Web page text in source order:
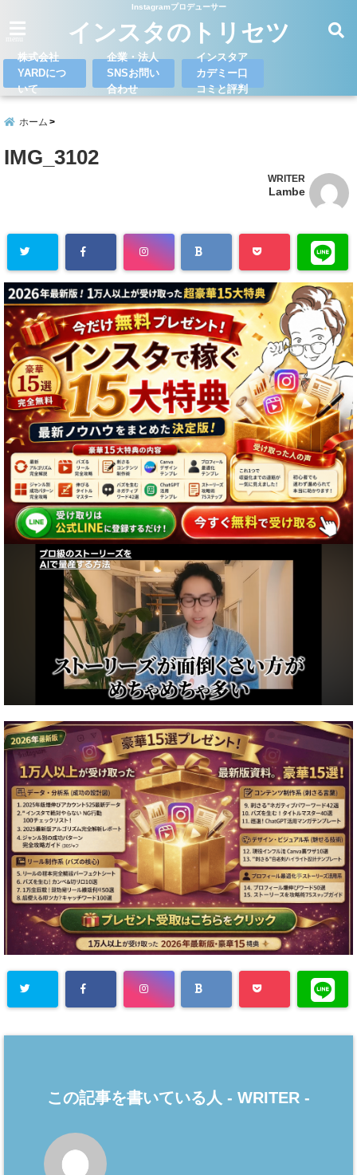
Instagramプロデューサー
インスタのトリセツ
株式会社
YARDにつ
いて
企業・法人
SNSお問い
合わせ
インスタア
カデミー口
コミと評判
ホーム
IMG_3102
WRITER
Lambe
この記事を書いている人 - WRITER -